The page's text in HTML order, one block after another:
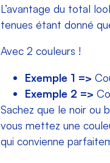
L’avantage du total
tenues étant donné
Avec 2 couleurs !
Exemple 1 =>
Exemple 2 =>
Sachez que le noir ou
vous mettez une
qui convienne